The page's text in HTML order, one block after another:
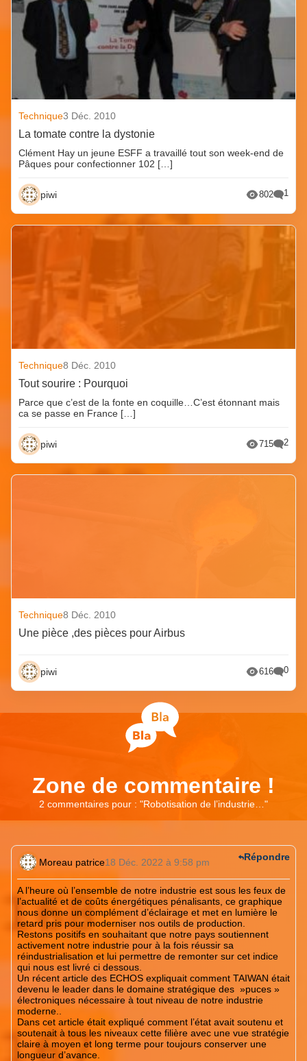
Technique3 Déc. 2010
La tomate contre la dystonie
Clément Hay un jeune ESFF a travaillé tout son week-end de
Pâques pour confectionner 102 […]
piwi 802 1
Technique8 Déc. 2010
Tout sourire : Pourquoi
Parce que c’est de la fonte en coquille…C’est étonnant mais
ca se passe en France […]
piwi 715 2
Technique8 Déc. 2010
Une pièce ,des pièces pour Airbus
piwi 616 0
Zone de commentaire !
2 commentaires pour : "Robotisation de l’industrie… "
Moreau patrice18 Déc. 2022 à 9:58 pm
A l’heure où l’ensemble de notre industrie est sous les feux de
l’actualité et de coûts énergétiques pénalisants, ce graphique
nous donne un complément d’éclairage et met en lumière le
retard pris pour moderniser nos outils de production.
Restons positifs en souhaitant que notre pays soutiennent
activement notre industrie pour à la fois réussir sa
réindustrialisation et lui permettre de remonter sur cet indice
qui nous est livré ci dessous.
Un récent article des ECHOS expliquait comment TAIWAN était
devenu le leader dans le domaine stratégique des »puces »
électroniques nécessaire à tout niveau de notre industrie
moderne..
Dans cet article était expliqué comment l’état avait soutenu et
soutenait à tous les niveaux cette filière avec une vue stratégie
claire à moyen et long terme pour toujours conserver une
longueur d’avance.
Répondre